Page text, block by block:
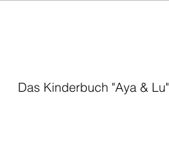
Das Kinderbuch "Aya & Lu"